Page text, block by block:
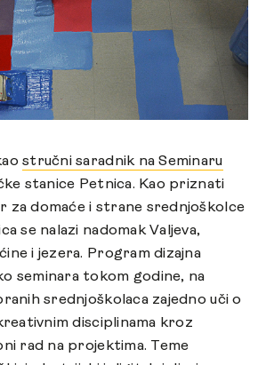
stručni saradnik na Seminaru
stanice Petnica. Kao priznati
za domaće i strane srednjoškolce
se nalazi nadomak Valjeva,
i jezera. Program dizajna
seminara tokom godine, na
srednjoškolaca zajedno uči o
disciplinama kroz
rad na projektima. Teme